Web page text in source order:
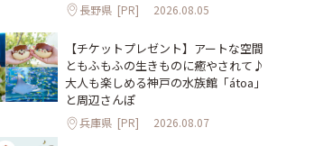
長野県 [PR] 2026.08.05
【チケットプレゼント】アートな空間
ともふもふの生きものに癒やされて♪
大人も楽しめる神戸の水族館「átoa」
と周辺さんぽ
兵庫県 [PR] 2026.08.07